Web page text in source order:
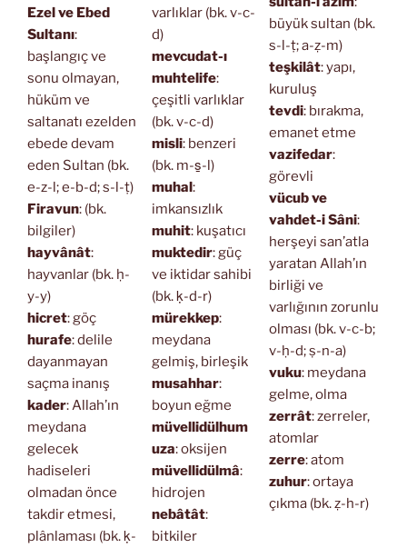
Ezel ve Ebed
Sultanı:
başlangıç ve
sonu olmayan,
hüküm ve
saltanatı ezelden
ebede devam
eden Sultan (bk.
e-z-l; e-b-d; s-l-ṭ)
Firavun: (bk.
bilgiler)
hayvânât:
hayvanlar (bk. ḥ-
y-y)
hicret: göç
hurafe: delile
dayanmayan
saçma inanış
kader: Allah’ın
meydana
gelecek
hadiseleri
olmadan önce
takdir etmesi,
plânlaması (bk. ḳ-
varlıklar (bk. v-c-
d)
mevcudat-ı
muhtelife:
çeşitli varlıklar
(bk. v-c-d)
misli: benzeri
(bk. m-s̱-l)
muhal:
imkansızlık
muhit: kuşatıcı
muktedir: güç
ve iktidar sahibi
(bk. ḳ-d-r)
mürekkep:
meydana
gelmiş, birleşik
musahhar:
boyun eğme
müvellidülhum
uza: oksijen
müvellidülmâ:
hidrojen
nebâtât:
bitkiler
büyük sultan (bk.
s-l-ṭ; a-ẓ-m)
teşkilât: yapı,
kuruluş
tevdi: bırakma,
emanet etme
vazifedar:
görevli
vücub ve
vahdet-i Sâni:
herşeyi san’atla
yaratan Allah’ın
birliği ve
varlığının zorunlu
olması (bk. v-c-b;
v-ḥ-d; ṣ-n-a)
vuku: meydana
gelme, olma
zerrât: zerreler,
atomlar
zerre: atom
zuhur: ortaya
çıkma (bk. ẓ-h-r)